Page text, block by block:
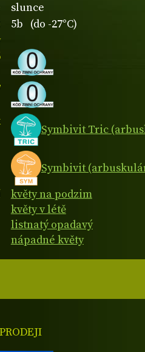
slunce
5b (do -27°C)
Symbivit Tric
Symbivit
květy na podzim
květy v létě
listnatý opadavý
nápadné květy